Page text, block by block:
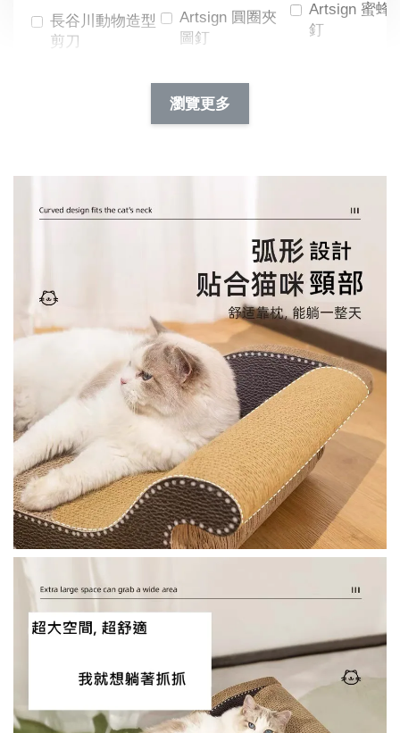
長谷川動物造型
剪刀
Artsign 圓圈夾
圖釘
NT$ 19.00
NT$ 66.00
Artsign 蜜蜂
釘
加入購物車
瀏覽更多